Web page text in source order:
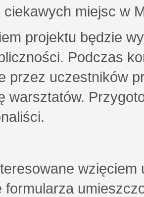
miejsc w
projektu będzie
Podczas
przez uczestników
warsztatów.
wzięciem
formularza